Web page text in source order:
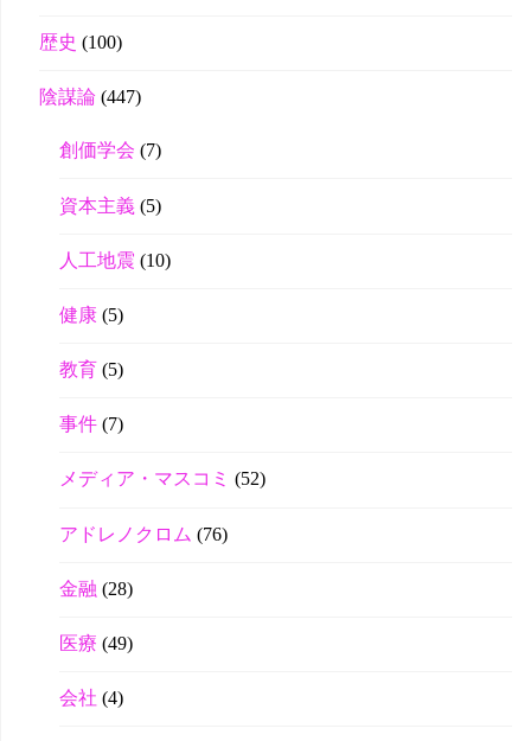
歴史 (100)
陰謀論 (447)
創価学会 (7)
資本主義(5)
人工地震 (10)
健康(5)
教育(5)
事件(7)
メディア・マスコミ (52)
アドレノクロム (76)
金融 (28)
医療 (49)
会社 (4)